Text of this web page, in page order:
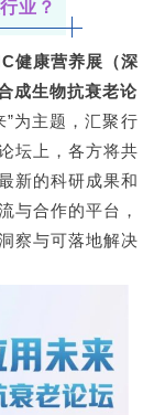
业？
健康营养展（深
成生物抗衰老论
”为主题，汇聚行
坛上，各方将共
新的科研成果和
与合作的平台，
察与可落地解决